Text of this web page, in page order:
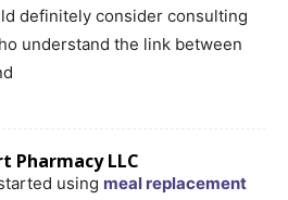
definitely consider consulting
understand the link between
Pharmacy LLC
using meal replacement